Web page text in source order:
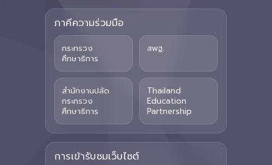
ภาคีความร่วมมือ
กระทรวง
ศึกษาธิการ
สพฐ.
สำนักงานปลัด
กระทรวง
ศึกษาธิการ
Thailand
Education
Partnership
การเข้ารับชมเว็บไซต์